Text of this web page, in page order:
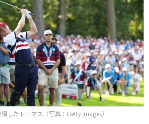
したトーマス（写真：Getty Images）